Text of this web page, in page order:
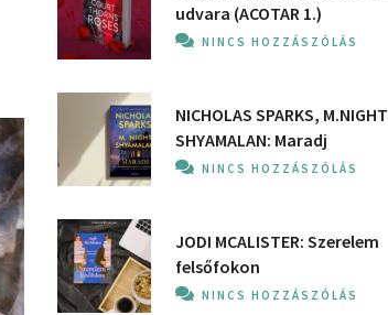
udvara (ACOTAR 1.)
NINCS HOZZÁSZÓLÁS
NICHOLAS SPARKS, M.NIGHT
SHYAMALAN: Maradj
NINCS HOZZÁSZÓLÁS
JODI MCALISTER: Szerelem
felsőfokon
NINCS HOZZÁSZÓLÁS